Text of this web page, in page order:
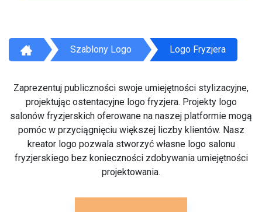
Szablony Logo Logo Fryzjera
Zaprezentuj publiczności swoje umiejętności stylizacyjne,
projektując ostentacyjne logo fryzjera. Projekty logo
salonów fryzjerskich oferowane na naszej platformie mogą
pomóc w przyciągnięciu większej liczby klientów. Nasz
kreator logo pozwala stworzyć własne logo salonu
fryzjerskiego bez konieczności zdobywania umiejętności
projektowania.